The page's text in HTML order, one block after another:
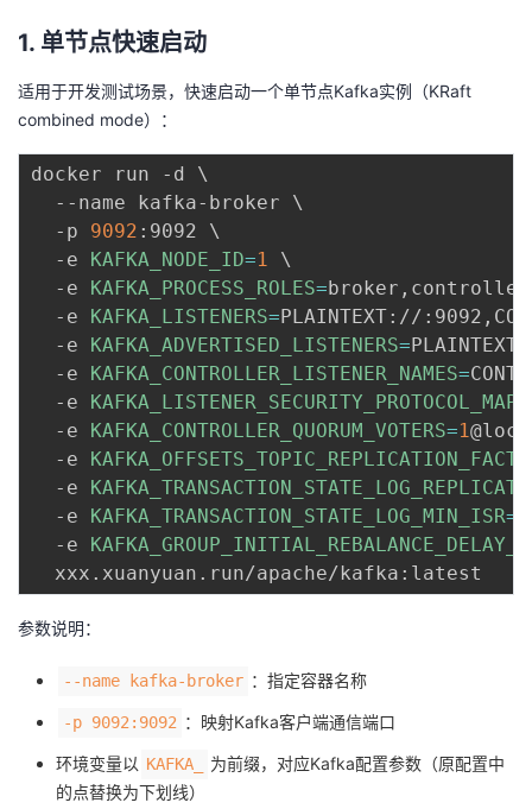
1. 单节点快速启动
适用于开发测试场景，快速启动一个单节点Kafka实例（KRaft
combined mode）：
docker run -d \
  --name kafka-broker
\
  -p
9092 :9092 \
  -e
KAFKA_NODE_ID=1
\
  -e
KAFKA_PROCESS_ROLES=
  -e
KAFKA_LISTENERS=PLAINTEXT://
  -e
KAFKA_ADVERTISED_LISTENERS=
  -e
KAFKA_CONTROLLER_LISTENER_NAMES=
  -e
KAFKA_LISTENER_SECURITY_PROTOCOL_MAP
  -e
KAFKA_CONTROLLER_QUORUM_VOTERS=1
  -e
  -e
  -e
KAFKA_TRANSACTION_STATE_LOG_MIN_ISR=
  -e
参数说明：
--name kafka-broker ：指定容器名称
-p 9092:9092 ：映射Kafka客户端通信端口
环境变量以 KAFKA_
为前缀，对应Kafka配置参数（原配置中
的点替换为下划线）